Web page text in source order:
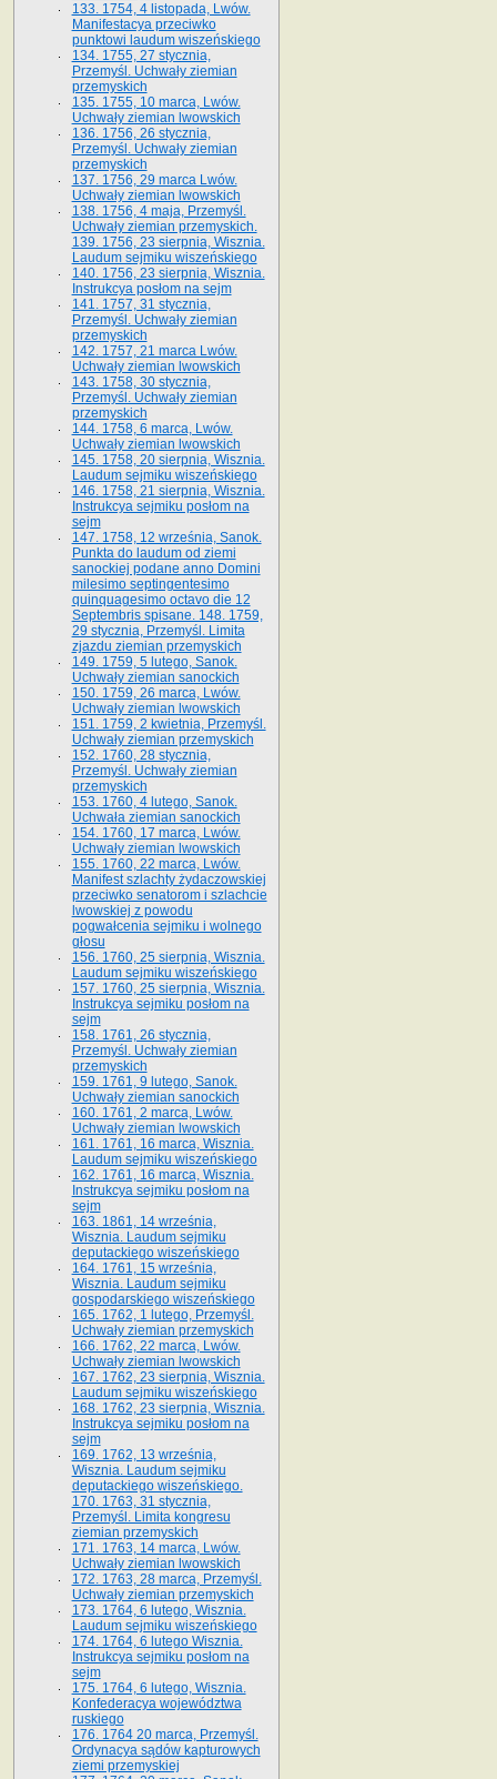
133. 1754, 4 listopada, Lwów.
Manifestacya przeciwko
punktowi laudum wiszeńskiego
134. 1755, 27 stycznia,
Przemyśl. Uchwały ziemian
przemyskich
135. 1755, 10 marca, Lwów.
Uchwały ziemian lwowskich
136. 1756, 26 stycznia,
Przemyśl. Uchwały ziemian
przemyskich
137. 1756, 29 marca Lwów.
Uchwały ziemian lwowskich
138. 1756, 4 maja, Przemyśl.
Uchwały ziemian przemyskich.
139. 1756, 23 sierpnia, Wisznia.
Laudum sejmiku wiszeńskiego
140. 1756, 23 sierpnia, Wisznia.
Instrukcya posłom na sejm
141. 1757, 31 stycznia,
Przemyśl. Uchwały ziemian
przemyskich
142. 1757, 21 marca Lwów.
Uchwały ziemian lwowskich
143. 1758, 30 stycznia,
Przemyśl. Uchwały ziemian
przemyskich
144. 1758, 6 marca, Lwów.
Uchwały ziemian lwowskich
145. 1758, 20 sierpnia, Wisznia.
Laudum sejmiku wiszeńskiego
146. 1758, 21 sierpnia, Wisznia.
Instrukcya sejmiku posłom na
sejm
147. 1758, 12 września, Sanok.
Punkta do laudum od ziemi
sanockiej podane anno Domini
milesimo septingentesimo
quinquagesimo octavo die 12
Septembris spisane. 148. 1759,
29 stycznia, Przemyśl. Limita
zjazdu ziemian przemyskich
149. 1759, 5 lutego, Sanok.
Uchwały ziemian sanockich
150. 1759, 26 marca, Lwów.
Uchwały ziemian lwowskich
151. 1759, 2 kwietnia, Przemyśl.
Uchwały ziemian przemyskich
152. 1760, 28 stycznia,
Przemyśl. Uchwały ziemian
przemyskich
153. 1760, 4 lutego, Sanok.
Uchwała ziemian sanockich
154. 1760, 17 marca, Lwów.
Uchwały ziemian lwowskich
155. 1760, 22 marca, Lwów.
Manifest szlachty żydaczowskiej
przeciwko senatorom i szlachcie
lwowskiej z po­wodu
pogwałcenia sejmiku i wolnego
głosu
156. 1760, 25 sierpnia, Wisznia.
Laudum sejmiku wiszeńskiego
157. 1760, 25 sierpnia, Wisznia.
Instrukcya sejmiku posłom na
sejm
158. 1761, 26 stycznia,
Przemyśl. Uchwały ziemian
przemyskich
159. 1761, 9 lutego, Sanok.
Uchwały ziemian sanockich
160. 1761, 2 marca, Lwów.
Uchwały ziemian lwowskich
161. 1761, 16 marca, Wisznia.
Laudum sejmiku wiszeńskiego
162. 1761, 16 marca, Wisznia.
Instrukcya sejmiku posłom na
sejm
163. 1861, 14 września,
Wisznia. Laudum sejmiku
deputackiego wiszeńskiego
164. 1761, 15 września,
Wisznia. Laudum sejmiku
gospodarskiego wiszeńskiego
165. 1762, 1 lutego, Przemyśl.
Uchwały ziemian przemyskich
166. 1762, 22 marca, Lwów.
Uchwały ziemian lwowskich
167. 1762, 23 sierpnia, Wisznia.
Laudum sejmiku wiszeńskiego
168. 1762, 23 sierpnia, Wisznia.
Instrukcya sejmiku posłom na
sejm
169. 1762, 13 września,
Wisznia. Laudum sejmiku
deputackiego wiszeńskiego.
170. 1763, 31 stycznia,
Przemyśl. Limita kongresu
ziemian przemyskich
171. 1763, 14 marca, Lwów.
Uchwały ziemian lwowskich
172. 1763, 28 marca, Przemyśl.
Uchwały ziemian przemyskich
173. 1764, 6 lutego, Wisznia.
Laudum sejmiku wiszeńskiego
174. 1764, 6 lutego Wisznia.
Instrukcya sejmiku posłom na
sejm
175. 1764, 6 lutego, Wisznia.
Konfederacya województwa
ruskiego
176. 1764 20 marca, Przemyśl.
Ordynacya sądów kapturowych
ziemi przemyskiej